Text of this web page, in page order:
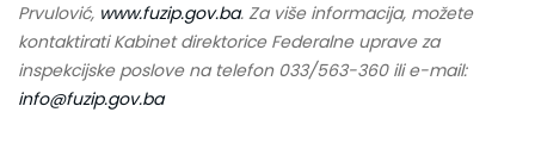
Prvulović, www.fuzip.gov.ba. Za više informacija, možete
kontaktirati Kabinet direktorice Federalne uprave za
inspekcijske poslove na telefon 033/563-360 ili e-mail:
info@fuzip.gov.ba